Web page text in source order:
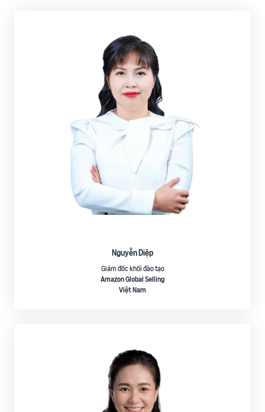
Nguyễn Diệp
Giám đốc khối đào tạo
Amazon Global Selling
Việt Nam